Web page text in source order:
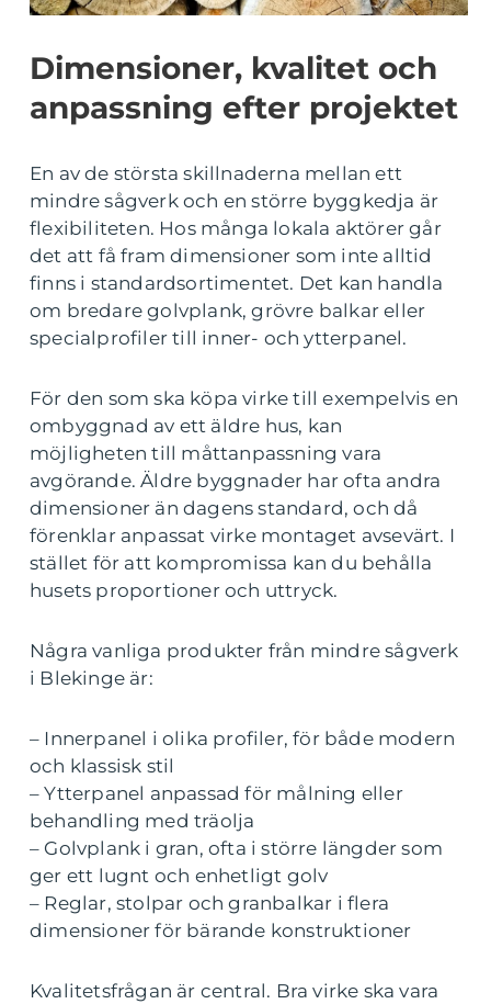
Dimensioner, kvalitet och
anpassning efter projektet
En av de största skillnaderna mellan ett
mindre sågverk och en större byggkedja är
flexibiliteten. Hos många lokala aktörer går
det att få fram dimensioner som inte alltid
finns i standardsortimentet. Det kan handla
om bredare golvplank, grövre balkar eller
specialprofiler till inner- och ytterpanel.
För den som ska köpa virke till exempelvis en
ombyggnad av ett äldre hus, kan
möjligheten till måttanpassning vara
avgörande. Äldre byggnader har ofta andra
dimensioner än dagens standard, och då
förenklar anpassat virke montaget avsevärt. I
stället för att kompromissa kan du behålla
husets proportioner och uttryck.
Några vanliga produkter från mindre sågverk
i Blekinge är:
– Innerpanel i olika profiler, för både modern
och klassisk stil
– Ytterpanel anpassad för målning eller
behandling med träolja
– Golvplank i gran, ofta i större längder som
ger ett lugnt och enhetligt golv
– Reglar, stolpar och granbalkar i flera
dimensioner för bärande konstruktioner
Kvalitetsfrågan är central. Bra virke ska vara